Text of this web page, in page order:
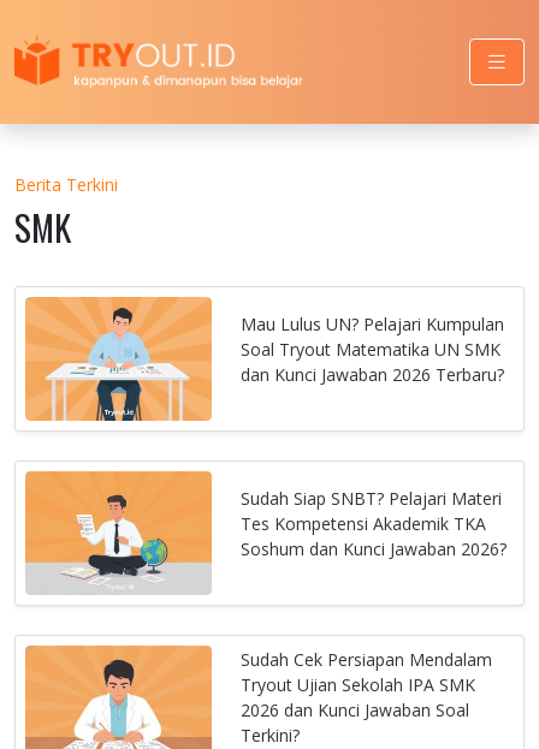
Berita Terkini
SMK
Mau Lulus UN? Pelajari Kumpulan
Soal Tryout Matematika UN SMK
dan Kunci Jawaban 2026 Terbaru?
Sudah Siap SNBT? Pelajari Materi
Tes Kompetensi Akademik TKA
Soshum dan Kunci Jawaban 2026?
Sudah Cek Persiapan Mendalam
Tryout Ujian Sekolah IPA SMK
2026 dan Kunci Jawaban Soal
Terkini?